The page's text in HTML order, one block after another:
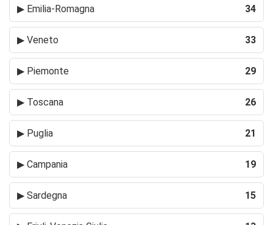
▶ Emilia-Romagna 34
▶ Veneto 33
▶ Piemonte 29
▶ Toscana 26
▶ Puglia 21
▶ Campania 19
▶ Sardegna 15